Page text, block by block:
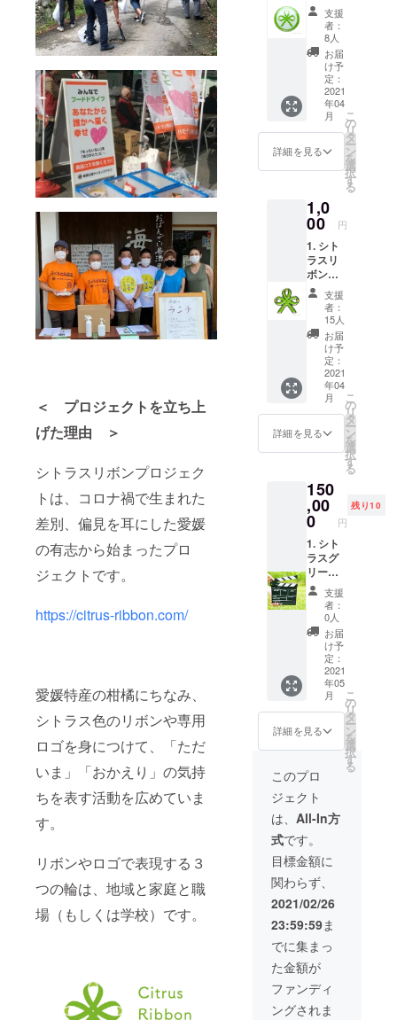
＜ プロジェクトを立ち上
げた理由 ＞
シトラスリボンプロジェク
トは、コロナ禍で生まれた
差別、偏見を耳にした愛媛
の有志から始まったプロ
ジェクトです。
https://citrus-ribbon.com/
愛媛特産の柑橘にちなみ、
シトラス色のリボンや専用
ロゴを身につけて、「ただ
いま」「おかえり」の気持
ちを表す活動を広めていま
す。
リボンやロゴで表現する３
つの輪は、地域と家庭と職
場（もしくは学校）です。
ジェク
トのロ
ゴマー
クをあ
しらっ
た缶
バッジ
（ サ
イズは
縦横
2.5cm
、フッ
クピン
で
す。
） 2. お
礼のお
手紙 を
郵送
（定形
外郵
便）で
お送り
しま
す。
支援
者：
8人
お届
け予
定：
2021
年04
月
詳細を見る
こ
の
リ
タ
ー
ン
を
選
択
す
る
1,0
00 円
1. シト
ラスリ
ボンプ
ロジェ
クトの
ロゴ
マーク
をあし
らった
ピン
バッジ
（ サ
イズは
縦横
2cm、
エナメ
げで
す。
） 2. お
礼のお
手紙 を
郵送
（定形
外郵
便）で
お送り
しま
す。
支援
者：
15人
お届
け予
定：
2021
年04
月
詳細を見る
こ
の
リ
タ
ー
ン
を
選
択
す
る
150
,00
0 円
残り10
1. シト
ラスグ
リーン
にライ
トアッ
プされ
た「姫
路城」
の写真
（額装
298cm
×421c
m (A3)
サイ
ズ）を
郵送
（宅急
便）で
お送り
しま
す。 2.
感謝状
（姫路
広陵ラ
イオン
ズクラ
ブ） 3.
シトラ
スグ
リーン
にライ
トアッ
プされ
た「姫
支援
者：
0人
お届
け予
定：
2021
年05
月
詳細を見る
こ
の
リ
タ
ー
ン
を
選
択
す
る
このプロ
ジェクト
は、 All-In方
式です。
目標金額に
関わらず、
2021/02/26
23:59:59ま
でに集まっ
た金額が
ファンディ
ングされま